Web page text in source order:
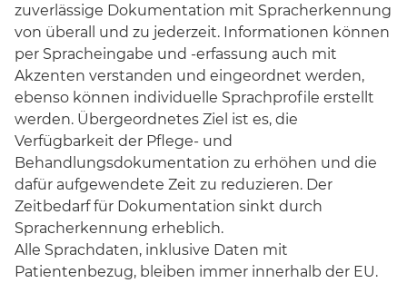
zuverlässige Dokumentation mit Spracherkennung
von überall und zu jederzeit. Informationen können
per Spracheingabe und -erfassung auch mit
Akzenten verstanden und eingeordnet werden,
ebenso können individuelle Sprachprofile erstellt
werden. Übergeordnetes Ziel ist es, die
Verfügbarkeit der Pflege- und
Behandlungsdokumentation zu erhöhen und die
dafür aufgewendete Zeit zu reduzieren. Der
Zeitbedarf für Dokumentation sinkt durch
Spracherkennung erheblich.
Alle Sprachdaten, inklusive Daten mit
Patientenbezug, bleiben immer innerhalb der EU.